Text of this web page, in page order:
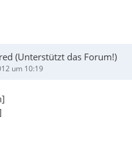
(Unterstützt das Forum!)
um 10:19